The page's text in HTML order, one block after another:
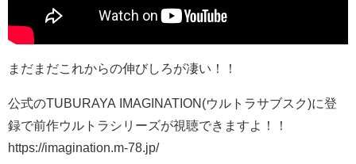
まだまだこれからの伸びしろが凄い！！
公式のTUBURAYA IMAGINATION(ウルトラサブスク)に登
録で前作ウルトラシリーズが視聴できますよ！！
https://imagination.m-78.jp/